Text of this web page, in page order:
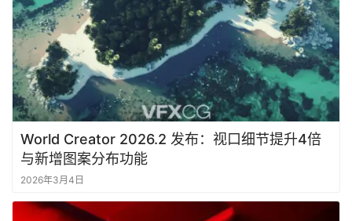
World Creator 2026.2 发布：视口细节提升4倍
与新增图案分布功能
2026年3月4日